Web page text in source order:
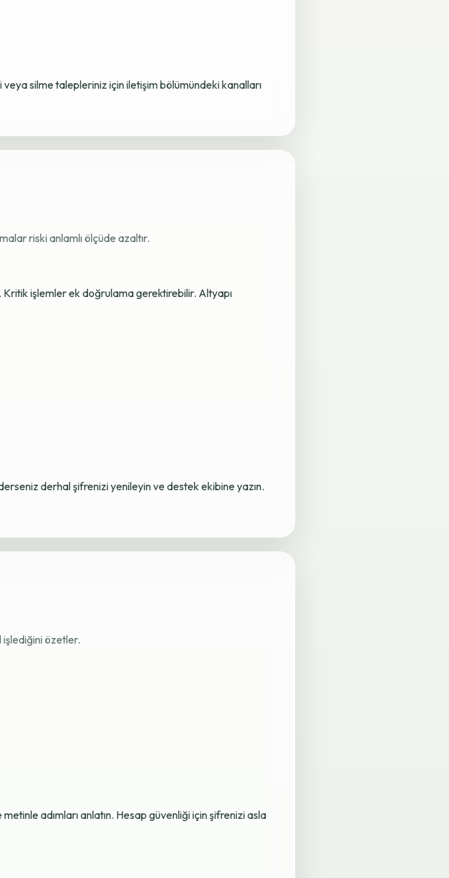
silme talepleriniz için iletişim bölümündeki kanalları
riski anlamlı ölçüde azaltır.
Kritik işlemler ek doğrulama gerektirebilir. Altyapı
derhal şifrenizi yenileyin ve destek ekibine yazın.
işlediğini özetler.
adımları anlatın. Hesap güvenliği için şifrenizi asla